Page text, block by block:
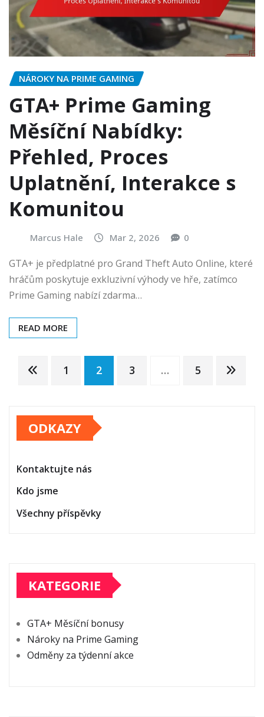
NÁROKY NA PRIME GAMING
GTA+ Prime Gaming
Měsíční Nabídky:
Přehled, Proces
Uplatnění, Interakce s
Komunitou
Marcus Hale Mar 2, 2026 0
GTA+ je předplatné pro Grand Theft Auto Online, které
hráčům poskytuje exkluzivní výhody ve hře, zatímco
Prime Gaming nabízí zdarma…
READ MORE
Posts
pagination
1 2 3 … 5
ODKAZY
Kontaktujte nás
Kdo jsme
Všechny příspěvky
KATEGORIE
GTA+ Měsíční bonusy
Nároky na Prime Gaming
Odměny za týdenní akce